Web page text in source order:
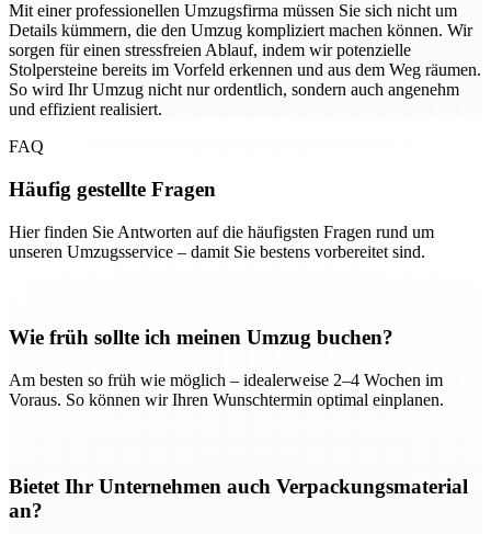
Mit einer professionellen Umzugsfirma müssen Sie sich nicht um
Details kümmern, die den Umzug kompliziert machen können. Wir
sorgen für einen stressfreien Ablauf, indem wir potenzielle
Stolpersteine bereits im Vorfeld erkennen und aus dem Weg räumen.
So wird Ihr Umzug nicht nur ordentlich, sondern auch angenehm
und effizient realisiert.
FAQ
Häufig gestellte Fragen
Hier finden Sie Antworten auf die häufigsten Fragen rund um
unseren Umzugsservice – damit Sie bestens vorbereitet sind.
Wie früh sollte ich meinen Umzug buchen?
Am besten so früh wie möglich – idealerweise 2–4 Wochen im
Voraus. So können wir Ihren Wunschtermin optimal einplanen.
Bietet Ihr Unternehmen auch Verpackungsmaterial
an?